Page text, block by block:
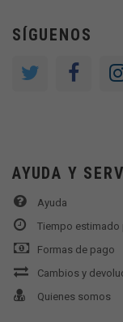
SÍGUENOS
AYUDA Y
Ayuda
Tiempo estimado
Formas de pago
Cambios y
Quienes somos